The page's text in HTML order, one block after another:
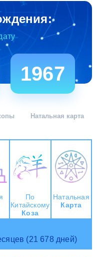
1967
Натальная карта
По
Китайскому
Коза
Натальная
Карта
(21 678 дней)